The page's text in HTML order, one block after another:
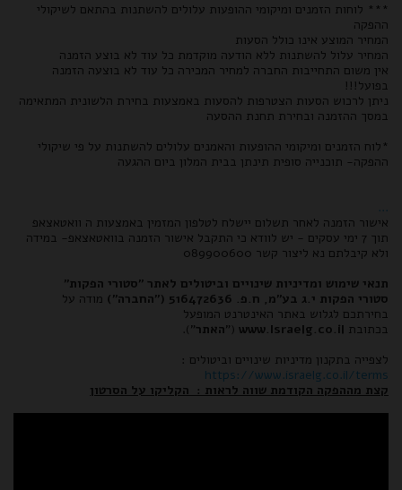
*** לוחות הזמנים ומיקומי ההופעות עלולים להשתנות בהתאם לשיקולי
ההפקה
המחיר המוצע אינו כולל הסעות
המחיר עלול להשתנות ללא הודעה מוקדמת כל עוד לא בוצע הזמנה
אין משום התחייבות החברה למחיר המכירה כל עוד לא בוצעה הזמנה
בפועל!!!
ניתן לרכוש הסעות הצטרפות להסעות באמצעות בחירת הלשונית המתאימה
במסך ההזמנה ובחירת תחנת ההסעה
*לוח הזמנים ומיקומי ההופעות והאמנים עלולים להשתנות על פי שיקולי
ההפקה- תוכנייה סופית תינתן בבית המלון ביום ההגעה
...
אישור הזמנה לאחר תשלום יישלח לטלפון המזמין באמצעות ה וואטאצאפ
תוך 7 ימי עסקים - יש לוודא כי התקבל אישור הזמנה בוואטאצאפ- במידה
ולא קיבלתם נא ליצור קשר 089900600
תנאי שימוש ומדיניות שינויים וביטולים לאתר "סטורי הפקות"
סטורי הפקות י.ג בע"מ, ח.פ. 516472636 ("החברה")
מודה על
בחירתכם לגלוש באתר האינטרנט המופעל
בכתובת www.Israelg.co.il
("האתר").
לצפייה בתקנון מדיניות שינויים וביטולים :
https://www.israelg.co.il/terms
קצת מההפקה הקודמת שווה לראות : הקליקו על הסרטון